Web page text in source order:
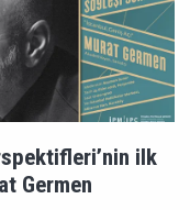
ilk
Germen